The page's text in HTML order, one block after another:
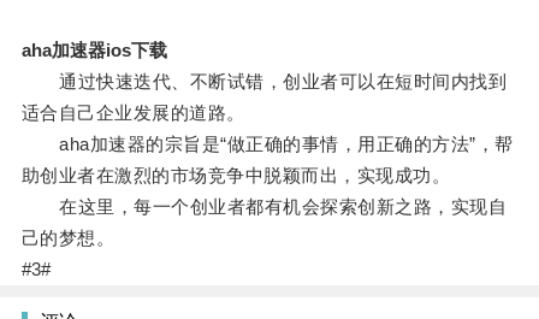
aha加速器ios下载
通过快速迭代、不断试错，创业者可以在短时间内找到
适合自己企业发展的道路。
aha加速器的宗旨是“做正确的事情，用正确的方法”，帮
助创业者在激烈的市场竞争中脱颖而出，实现成功。
在这里，每一个创业者都有机会探索创新之路，实现自
己的梦想。
#3#